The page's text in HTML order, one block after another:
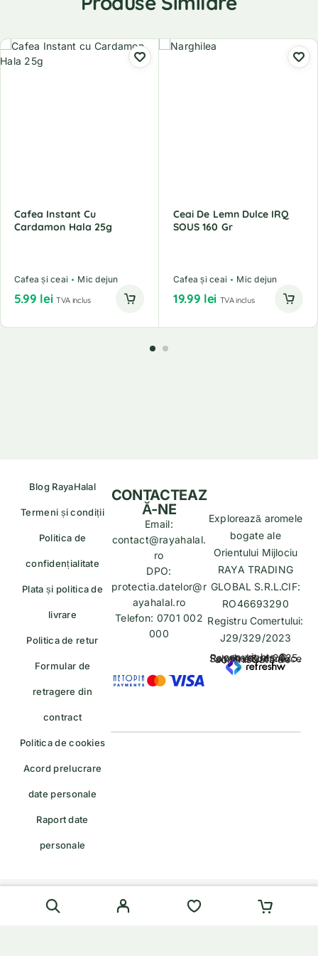
Cafea Instant Cu
Cardamon Hala 25g
Cafea și ceai Mic dejun
5.99 lei TVA inclus
Ceai De Lemn Dulce IRQ
SOUS 160 Gr
Cafea și ceai Mic dejun
19.99 lei TVA inclus
Blog RayaHalal
Termeni și condiții
Politica de
confidențialitate
Plata și politica de
livrare
Politica de retur
Formular de
retragere din
contract
Politica de cookies
Acord prelucrare
date personale
Raport date
personale
Explorează aromele
bogate ale
Orientului Mijlociu
RAYA TRADING
GLOBAL S.R.L.CIF:
RO46693290
Registru Comertului:
J29/329/2023
copyrights © Rayahalal.ro 2025. Soluție eCommerce administrată de
CONTACTEAZ
Ă-NE
Email:
contact@rayahalal.
ro
DPO:
protectia.datelor@r
ayahalal.ro
Telefon: 0701 002
000